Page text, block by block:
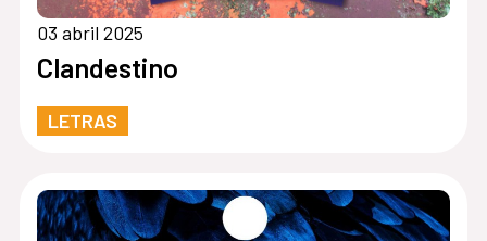
03 abril 2025
Clandestino
LETRAS